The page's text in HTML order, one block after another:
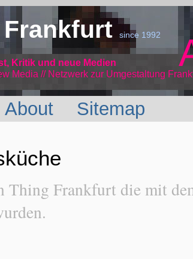
Frankfurtsince 1992
Kritik und neue Medien
Media // Netzwerk zur Umgestaltung
About Sitemap
Thing Frankfurt die mit